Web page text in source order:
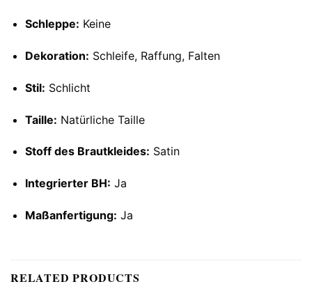
Schleppe: Keine
Dekoration: Schleife, Raffung, Falten
Stil: Schlicht
Taille: Natürliche Taille
Stoff des Brautkleides: Satin
Integrierter BH: Ja
Maßanfertigung: Ja
RELATED PRODUCTS